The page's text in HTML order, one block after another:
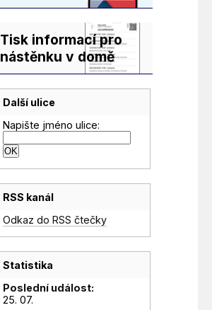
Tisk informací pro
nástěnku v domě
Další ulice
Napište jméno ulice:
RSS kanál
Odkaz do RSS čtečky
Statistika
Poslední událost:
25. 07.